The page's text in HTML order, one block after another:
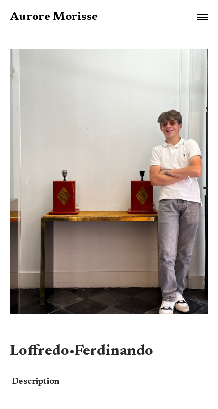
Aurore Morisse
Loffredo•Ferdinando
Description